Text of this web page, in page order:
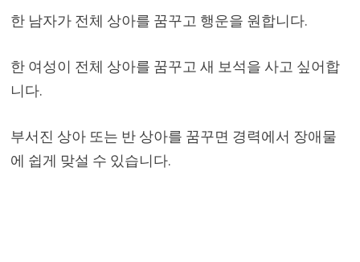
한 남자가 전체 상아를 꿈꾸고 행운을 원합니다.
한 여성이 전체 상아를 꿈꾸고 새 보석을 사고 싶어합
니다.
부서진 상아 또는 반 상아를 꿈꾸면 경력에서 장애물
에 쉽게 맞설 수 있습니다.